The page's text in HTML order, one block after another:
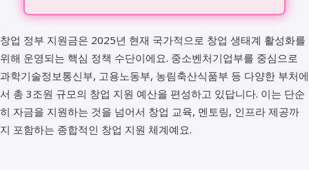
창업 정부 지원금은 2025년 현재 국가적으로 창업 생태계 활성화를
위해 운영되는 핵심 정책 수단이에요. 중소벤처기업부를 중심으로
과학기술정보통신부, 고용노동부, 농림축산식품부 등 다양한 부처에
서 총 3조원 규모의 창업 지원 예산을 편성하고 있답니다. 이는 단순
히 자금을 지원하는 것을 넘어서 창업 교육, 멘토링, 인프라 제공까
지 포함하는 종합적인 창업 지원 체계예요.